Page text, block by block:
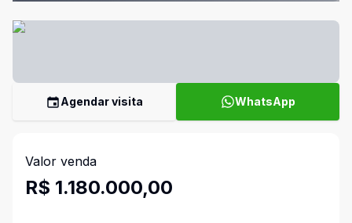
Agendar visita WhatsApp
Valor venda
R$ 1.180.000,00